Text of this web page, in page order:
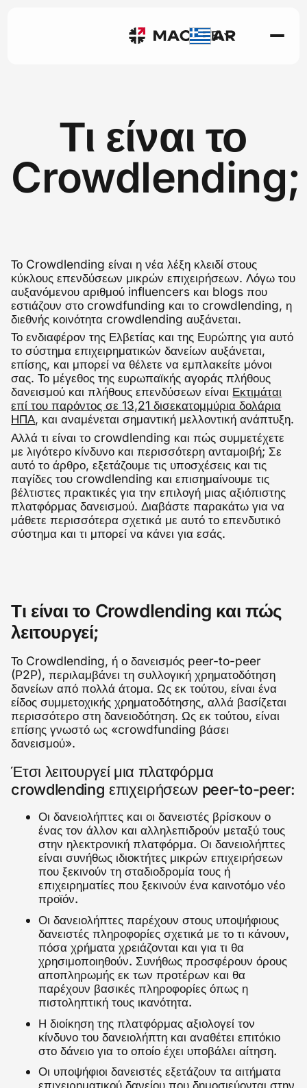
El
Τι είναι το
Crowdlending;
Το Crowdlending είναι η νέα λέξη κλειδί στους
κύκλους επενδύσεων μικρών επιχειρήσεων. Λόγω του
αυξανόμενου αριθμού influencers και blogs που
εστιάζουν στο crowdfunding και το crowdlending, η
διεθνής κοινότητα crowdlending αυξάνεται.
Το ενδιαφέρον της Ελβετίας και της Ευρώπης για αυτό
το σύστημα επιχειρηματικών δανείων αυξάνεται,
επίσης, και μπορεί να θέλετε να εμπλακείτε μόνοι
σας. Το μέγεθος της ευρωπαϊκής αγοράς πλήθους
δανεισμού και πλήθους επενδύσεων είναι Εκτιμάται
επί του παρόντος σε 13,21 δισεκατομμύρια δολάρια
ΗΠΑ, και αναμένεται σημαντική μελλοντική ανάπτυξη.
Αλλά τι είναι το crowdlending και πώς συμμετέχετε
με λιγότερο κίνδυνο και περισσότερη ανταμοιβή; Σε
αυτό το άρθρο, εξετάζουμε τις υποσχέσεις και τις
παγίδες του crowdlending και επισημαίνουμε τις
βέλτιστες πρακτικές για την επιλογή μιας αξιόπιστης
πλατφόρμας δανεισμού. Διαβάστε παρακάτω για να
μάθετε περισσότερα σχετικά με αυτό το επενδυτικό
σύστημα και τι μπορεί να κάνει για εσάς.
Τι είναι το Crowdlending και πώς
λειτουργεί;
Το Crowdlending, ή ο δανεισμός peer-to-peer
(P2P), περιλαμβάνει τη συλλογική χρηματοδότηση
δανείων από πολλά άτομα. Ως εκ τούτου, είναι ένα
είδος συμμετοχικής χρηματοδότησης, αλλά βασίζεται
περισσότερο στη δανειοδότηση. Ως εκ τούτου, είναι
επίσης γνωστό ως «crowdfunding βάσει
δανεισμού».
Έτσι λειτουργεί μια πλατφόρμα
crowdlending επιχειρήσεων peer-to-peer:
Οι δανειολήπτες και οι δανειστές βρίσκουν ο
ένας τον άλλον και αλληλεπιδρούν μεταξύ τους
στην ηλεκτρονική πλατφόρμα. Οι δανειολήπτες
είναι συνήθως ιδιοκτήτες μικρών επιχειρήσεων
που ξεκινούν τη σταδιοδρομία τους ή
επιχειρηματίες που ξεκινούν ένα καινοτόμο νέο
προϊόν.
Οι δανειολήπτες παρέχουν στους υποψήφιους
δανειστές πληροφορίες σχετικά με το τι κάνουν,
πόσα χρήματα χρειάζονται και για τι θα
χρησιμοποιηθούν. Συνήθως προσφέρουν όρους
αποπληρωμής εκ των προτέρων και θα
παρέχουν βασικές πληροφορίες όπως η
πιστοληπτική τους ικανότητα.
Η διοίκηση της πλατφόρμας αξιολογεί τον
κίνδυνο του δανειολήπτη και αναθέτει επιτόκιο
στο δάνειο για το οποίο έχει υποβάλει αίτηση.
Οι υποψήφιοι δανειστές εξετάζουν τα αιτήματα